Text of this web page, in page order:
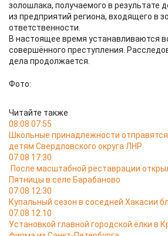
золошлака, получаемого в результате
из предприятий региона, входящего в
ответственности.
В настоящее время устанавливаются
совершённого преступления.
дела продолжается.
Фото:
Читайте также
08.08 07:55
Школьные принадлежности
детям Свердловского округа ЛНР
07.08 17:30
После масштабной реставрации
Пятницы в селе Барабаново
07.08 12:30
Купальный сезон в соседней Хакасии
07.08 12:10
Установкой главной городской ёлки в